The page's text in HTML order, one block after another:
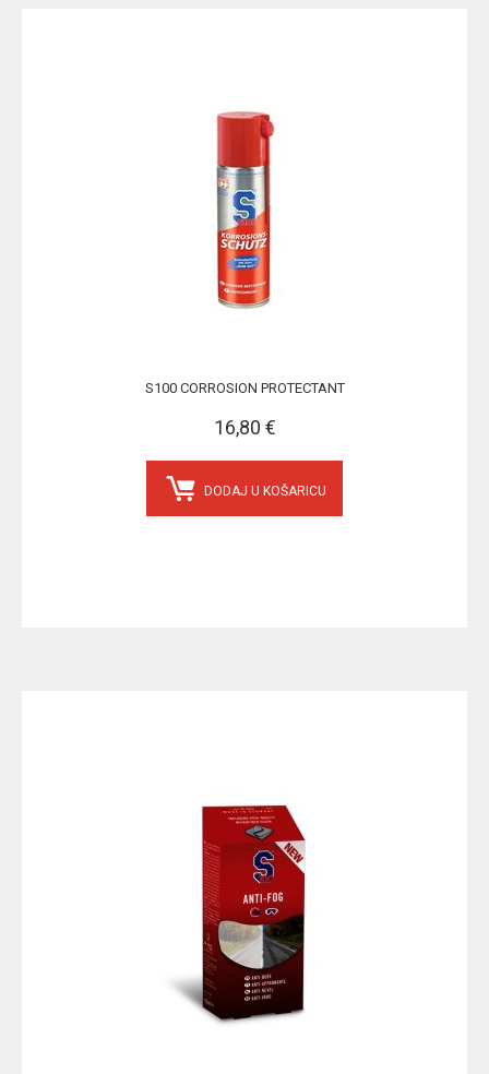
S100 CORROSION PROTECTANT
16,80 €
DODAJ U KOŠARICU